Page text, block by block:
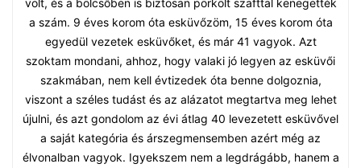
volt, és a bölcsőben is biztosan pörkölt szafttal kenegették
a szám. 9 éves korom óta esküvőzöm, 15 éves korom óta
egyedül vezetek esküvőket, és már 41 vagyok. Azt
szoktam mondani, ahhoz, hogy valaki jó legyen az esküvői
szakmában, nem kell évtizedek óta benne dolgoznia,
viszont a széles tudást és az alázatot megtartva meg lehet
újulni, és azt gondolom az évi átlag 40 levezetett esküvővel
a saját kategória és árszegmensemben azért még az
élvonalban vagyok. Igyekszem nem a legdrágább, hanem a